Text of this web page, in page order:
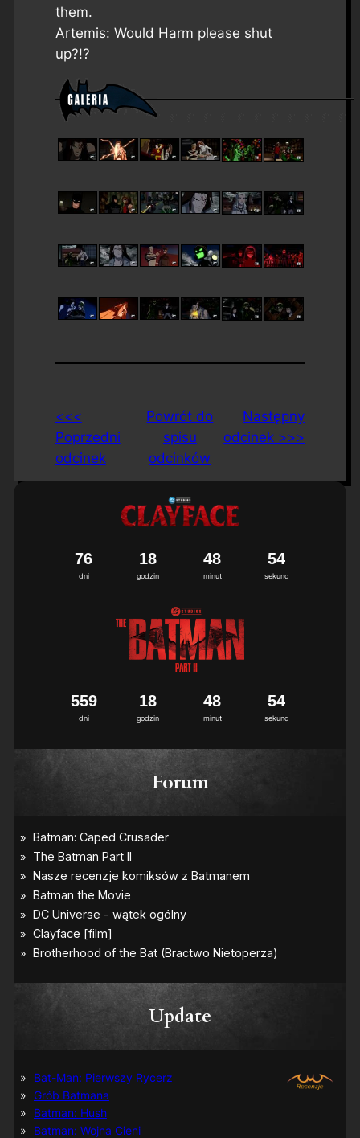
them.
Artemis: Would Harm please shut
up?!?
<<<
Poprzedni
odcinek
Powrót do
spisu
odcinków
Następny
odcinek >>>
dni
76
godzin
18
minut
48
sekund
53
4
dni
559
godzin
18
minut
48
sekund
53
4
Forum
Update
Bat-Man: Pierwszy Rycerz
Grób Batmana
Batman: Hush
Batman: Wojna Cieni